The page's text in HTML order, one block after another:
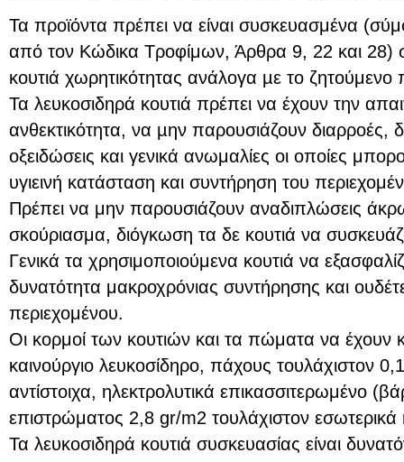
Τα προϊόντα πρέπει να είναι συσκευασμένα
από τον Κώδικα Τροφίμων, Άρθρα 9, 22 και 28)
κουτιά χωρητικότητας ανάλογα µε το ζητούμενο
Τα λευκοσιδηρά κουτιά πρέπει να έχουν την
ανθεκτικότητα, να µην παρουσιάζουν διαρροές,
οξειδώσεις και γενικά ανωμαλίες οι οποίες
υγιεινή κατάσταση και συντήρηση του
Πρέπει να μην παρουσιάζουν αναδιπλώσεις
σκούριασμα, διόγκωση τα δε κουτιά να
Γενικά τα χρησιμοποιούμενα κουτιά να
δυνατότητα μακροχρόνιας συντήρησης και
περιεχομένου.
Οι κορμοί των κουτιών και τα πώματα να έχουν
καινούργιο λευκοσίδηρο, πάχους τουλάχιστον
αντίστοιχα, ηλεκτρολυτικά επικασσιτερωμένο
επιστρώματος 2,8 gr/m2 τουλάχιστον
Τα λευκοσιδηρά κουτιά συσκευασίας είναι